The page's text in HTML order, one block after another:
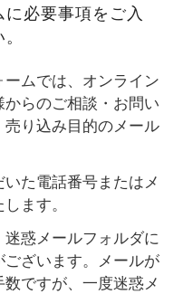
必要事項をご入
ムでは、オンライン
らのご相談・お問い
り込み目的のメール
た電話番号またはメ
ます。
惑メールフォルダに
ざいます。メールが
ですが、一度迷惑メ